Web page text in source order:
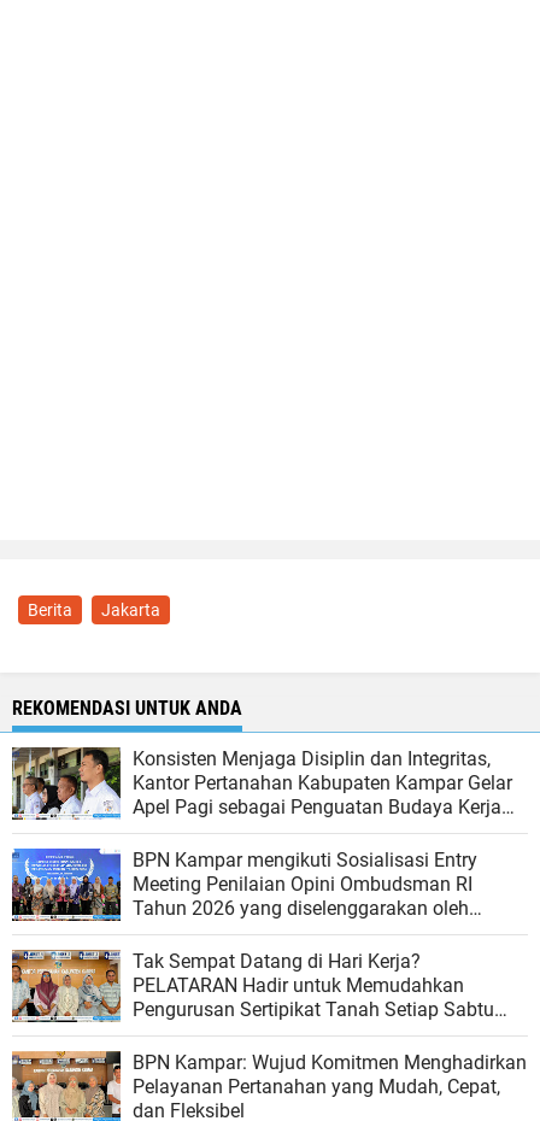
Berita Jakarta
REKOMENDASI UNTUK ANDA
Konsisten Menjaga Disiplin dan Integritas,
Kantor Pertanahan Kabupaten Kampar Gelar
Apel Pagi sebagai Penguatan Budaya Kerja
Organisasi
BPN Kampar mengikuti Sosialisasi Entry
Meeting Penilaian Opini Ombudsman RI
Tahun 2026 yang diselenggarakan oleh
Ombudsman RI
Tak Sempat Datang di Hari Kerja?
PELATARAN Hadir untuk Memudahkan
Pengurusan Sertipikat Tanah Setiap Sabtu
dan Minggu
BPN Kampar: Wujud Komitmen Menghadirkan
Pelayanan Pertanahan yang Mudah, Cepat,
dan Fleksibel